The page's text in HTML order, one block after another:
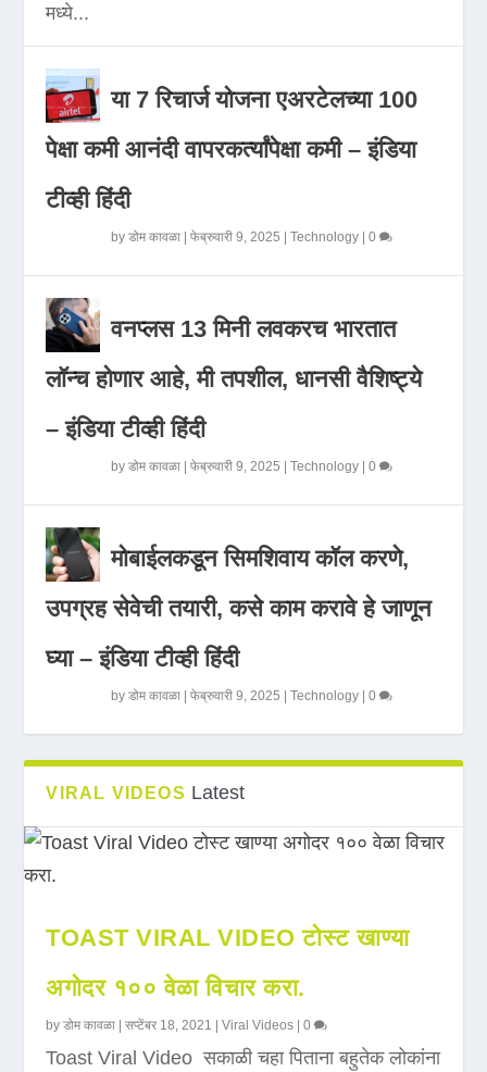
मध्ये...
या 7 रिचार्ज योजना एअरटेलच्या 100
पेक्षा कमी आनंदी वापरकर्त्यांपेक्षा कमी – इंडिया
टीव्ही हिंदी
byडोम कावळा |फेब्रुवारी 9, 2025 |Technology |0
वनप्लस 13 मिनी लवकरच भारतात
लॉन्च होणार आहे, मी तपशील, धानसी वैशिष्ट्ये
– इंडिया टीव्ही हिंदी
byडोम कावळा |फेब्रुवारी 9, 2025 |Technology |0
मोबाईलकडून सिमशिवाय कॉल करणे,
उपग्रह सेवेची तयारी, कसे काम करावे हे जाणून
घ्या – इंडिया टीव्ही हिंदी
byडोम कावळा |फेब्रुवारी 9, 2025 |Technology |0
VIRAL VIDEOS Latest
TOAST VIRAL VIDEO टोस्ट खाण्या
अगोदर १०० वेळा विचार करा.
byडोम कावळा |सप्टेंबर 18, 2021 |Viral Videos |0
Toast Viral Video सकाळी चहा पिताना बहुतेक लोकांना